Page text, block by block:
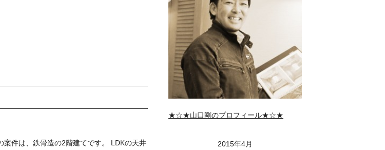
案件は、鉄骨造の2階建てです。 LDKの天井
★☆★山口剛のプロフィール★☆★
2015年4月